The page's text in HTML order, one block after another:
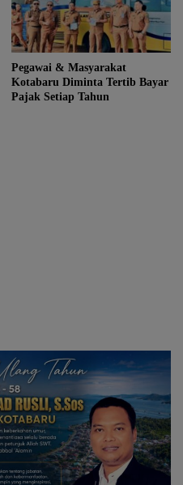
Pegawai & Masyarakat
Kotabaru Diminta Tertib Bayar
Pajak Setiap Tahun